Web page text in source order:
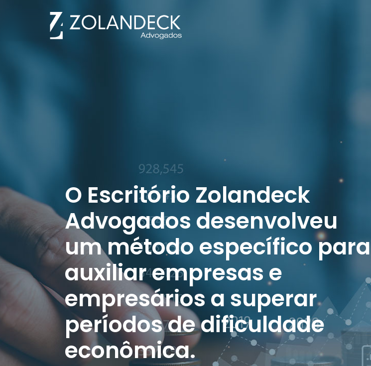
O Escritório Zolandeck
Advogados desenvolveu
um método específico para
auxiliar empresas e
empresários a superar
períodos de dificuldade
econômica.